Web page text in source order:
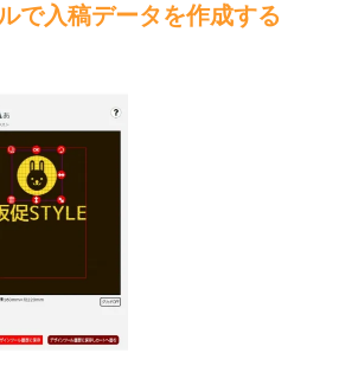
で入稿データを作成する